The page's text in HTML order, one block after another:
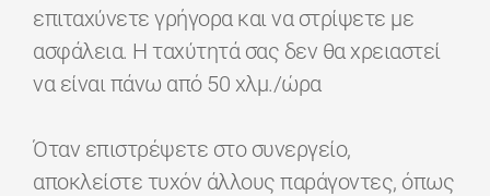
επιταχύνετε γρήγορα και να στρίψετε με
ασφάλεια. Η ταχύτητά σας δεν θα χρειαστεί
να είναι πάνω από 50 χλμ./ώρα
Όταν επιστρέψετε στο συνεργείο,
αποκλείστε τυχόν άλλους παράγοντες, όπως